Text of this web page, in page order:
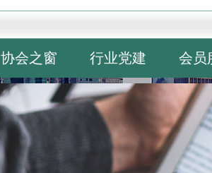
协会之窗 行业党建 会员